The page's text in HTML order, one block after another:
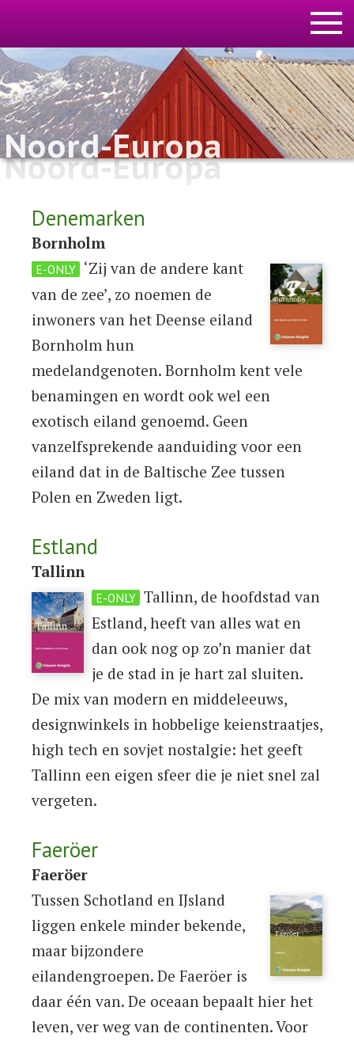
Noord-Europa
Noord-Europa
Denemarken
Bornholm
E-ONLY ‘Zij van de andere kant
van de zee’, zo noemen de
inwoners van het Deense eiland
Bornholm hun
medelandgenoten. Bornholm kent vele
benamingen en wordt ook wel een
exotisch eiland genoemd. Geen
vanzelfsprekende aanduiding voor een
eiland dat in de Baltische Zee tussen
Polen en Zweden ligt.
Estland
Tallinn
E-ONLY Tallinn, de hoofdstad van
Estland, heeft van alles wat en
dan ook nog op zo’n manier dat
je de stad in je hart zal sluiten.
De mix van modern en middeleeuws,
designwinkels in hobbelige keienstraatjes,
high tech en sovjet nostalgie: het geeft
Tallinn een eigen sfeer die je niet snel zal
vergeten.
Faeröer
Faeröer
Tussen Schotland en IJsland
liggen enkele minder bekende,
maar bijzondere
eilandengroepen. De Faeröer is
daar één van. De oceaan bepaalt hier het
leven, ver weg van de continenten. Voor